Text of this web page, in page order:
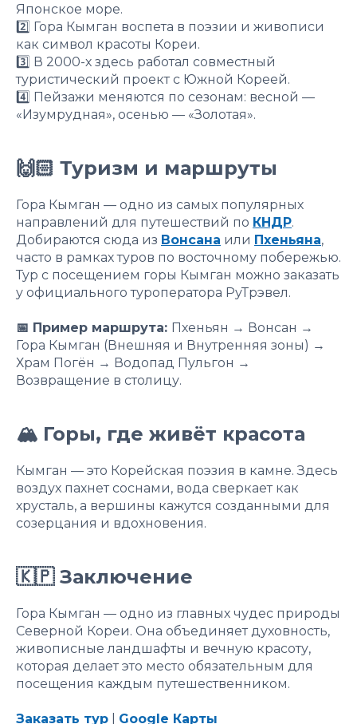
Японское море.
2️⃣ Гора Кымган воспета в поэзии и живописи
как символ красоты Кореи.
3️⃣ В 2000-х здесь работал совместный
туристический проект с Южной Кореей.
4️⃣ Пейзажи меняются по сезонам: весной —
«Изумрудная», осенью — «Золотая».
🙌🏻 Туризм и маршруты
Гора Кымган — одно из самых популярных
направлений для путешествий по КНДР.
Добираются сюда из Вонсана или Пхеньяна,
часто в рамках туров по восточному побережью.
Тур с посещением горы Кымган можно заказать
у официального туроператора РуТрэвел.
📅 Пример маршрута: Пхеньян → Вонсан →
Гора Кымган (Внешняя и Внутренняя зоны) →
Храм Погён → Водопад Пульгон →
Возвращение в столицу.
🏔 Горы, где живёт красота
Кымган — это Корейская поэзия в камне. Здесь
воздух пахнет соснами, вода сверкает как
хрусталь, а вершины кажутся созданными для
созерцания и вдохновения.
🇰🇵 Заключение
Гора Кымган — одно из главных чудес природы
Северной Кореи. Она объединяет духовность,
живописные ландшафты и вечную красоту,
которая делает это место обязательным для
посещения каждым путешественником.
Заказать тур Google Карты